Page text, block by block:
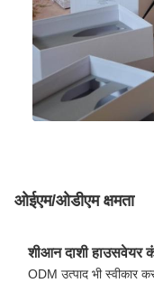
ओईएम/ओडीएम क्षमता
शीआन दाशी हाउसवेयर
ODM उत्पाद भी स्वीकार